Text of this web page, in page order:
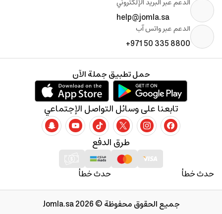
help@jomla.sa
الدعم عبر واتس آب
+971 50 335 8800
حدث خطأ حدث خطأ
طرق الدفع
تابعنا على وسائل التواصل الإجتماعي
حمل تطبيق جملة الآن
جميع الحقوق محفوظة © 2026 Jomla.sa